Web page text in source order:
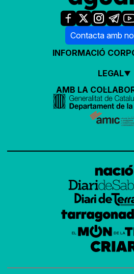
Contacta amb
INFORMACIÓ
LEGAL
AMB LA